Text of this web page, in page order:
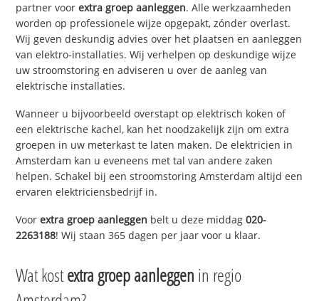
partner voorextra groep aanleggen. Alle werkzaamheden
worden op professionele wijze opgepakt, zónder overlast.
Wij geven deskundig advies over het plaatsen en aanleggen
van elektro-installaties. Wij verhelpen op deskundige wijze
uw stroomstoring en adviseren u over de aanleg van
elektrische installaties.
Wanneer u bijvoorbeeld overstapt op elektrisch koken of
een elektrische kachel, kan het noodzakelijk zijn om extra
groepen in uw meterkast te laten maken. De elektricien in
Amsterdam kan u eveneens met tal van andere zaken
helpen. Schakel bij een stroomstoring Amsterdam altijd een
ervaren elektriciensbedrijf in.
Voorextra groep aanleggen belt u deze middag020-
2263188! Wij staan 365 dagen per jaar voor u klaar.
Wat kostextra groep aanleggen in regio